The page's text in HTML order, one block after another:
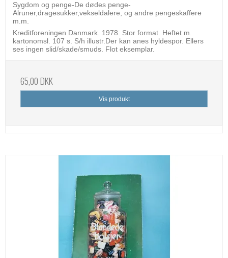
Sygdom og penge-De dødes penge-
Alruner,dragesukker,vekseldalere, og andre pengeskaffere
m.m.
Kreditforeningen Danmark. 1978. Stor format. Heftet m.
kartonomsl. 107 s. S/h illustr.Der kan anes hyldespor. Ellers
ses ingen slid/skade/smuds. Flot eksemplar.
65,00 DKK
Vis produkt